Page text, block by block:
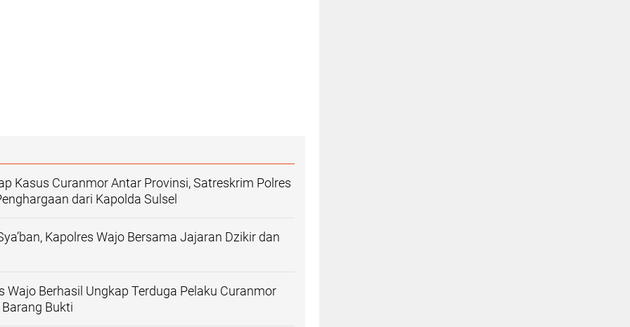
Kasus Curanmor Antar Provinsi, Satreskrim Polres
dari Kapolda Sulsel
Kapolres Wajo Bersama Jajaran Dzikir dan
Wajo Berhasil Ungkap Terduga Pelaku Curanmor
Bukti